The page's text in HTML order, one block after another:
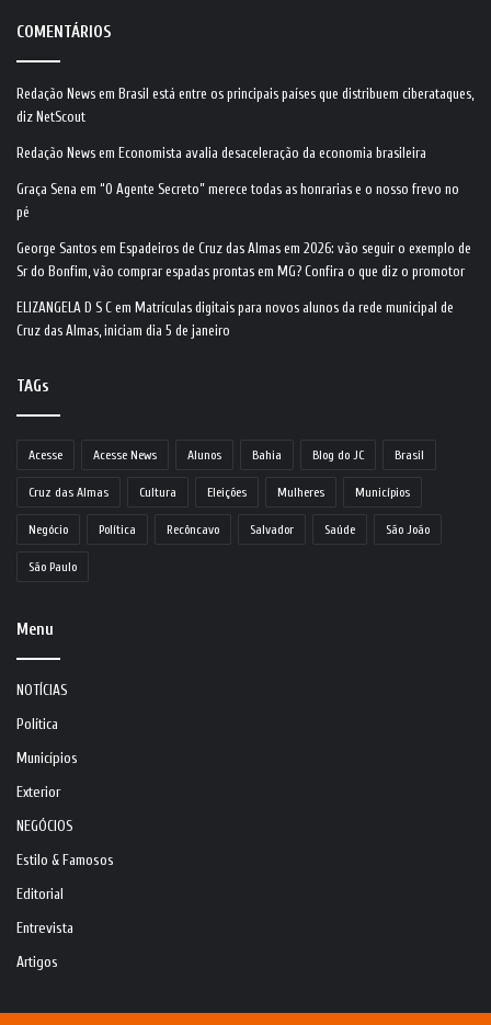
COMENTÁRIOS
Redação News em Brasil está entre os principais países que distribuem ciberataques,
diz NetScout
Redação News em Economista avalia desaceleração da economia brasileira
Graça Sena em “O Agente Secreto” merece todas as honrarias e o nosso frevo no
pé
George Santos em Espadeiros de Cruz das Almas em 2026: vão seguir o exemplo de
Sr do Bonfim, vão comprar espadas prontas em MG? Confira o que diz o promotor
ELIZANGELA D S C em Matrículas digitais para novos alunos da rede municipal de
Cruz das Almas, iniciam dia 5 de janeiro
TAGs
Acesse Acesse News Alunos Bahia Blog do JC Brasil
Cruz das Almas Cultura Eleições Mulheres Municípios
Negócio Política Recôncavo Salvador Saúde São João
São Paulo
Menu
NOTÍCIAS
Política
Municípios
Exterior
NEGÓCIOS
Estilo & Famosos
Editorial
Entrevista
Artigos